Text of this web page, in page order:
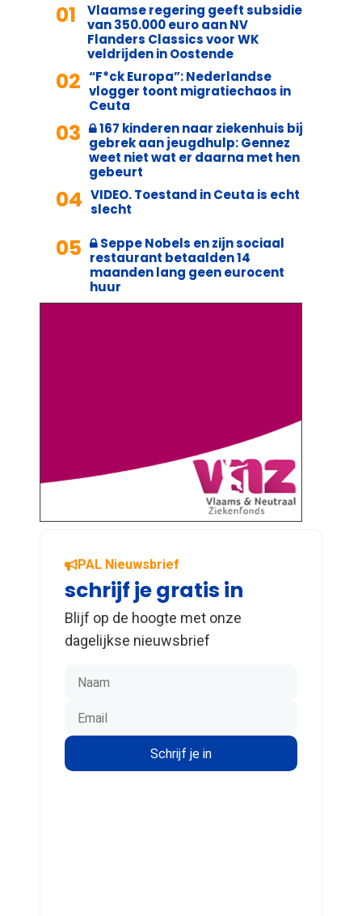
01
Vlaamse regering geeft subsidie
van 350.000 euro aan NV
Flanders Classics voor WK
veldrijden in Oostende
02 “F*ck Europa”: Nederlandse
vlogger toont migratiechaos in
Ceuta
03
167 kinderen naar ziekenhuis bij
gebrek aan jeugdhulp: Gennez
weet niet wat er daarna met hen
gebeurt
04 VIDEO. Toestand in Ceuta is echt
slecht
05
Seppe Nobels en zijn sociaal
restaurant betaalden 14
maanden lang geen eurocent
huur
PAL Nieuwsbrief
schrijf je gratis in
Blijf op de hoogte met onze
dagelijkse nieuwsbrief